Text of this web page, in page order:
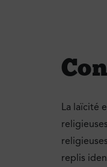
La laïcité
replis